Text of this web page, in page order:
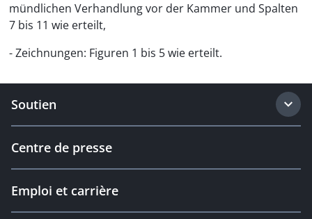
mündlichen Verhandlung vor der Kammer und Spalten
7 bis 11 wie erteilt,
- Zeichnungen: Figuren 1 bis 5 wie erteilt.
Soutien
Centre de presse
Emploi et carrière